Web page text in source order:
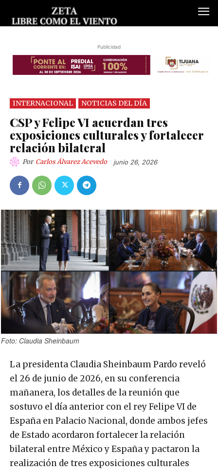
Publicidad
INTERNACIONAL NOTICIAS DEL DÍA
CSP y Felipe VI acuerdan tres
exposiciones culturales y fortalecer
relación bilateral
Por Carlos Álvarez Acevedo junio 26, 2026
Foto: Claudia Sheinbaum
La presidenta Claudia Sheinbaum Pardo reveló
el 26 de junio de 2026, en su conferencia
mañanera, los detalles de la reunión que
sostuvo el día anterior con el rey Felipe VI de
España en Palacio Nacional, donde ambos jefes
de Estado acordaron fortalecer la relación
bilateral entre México y España y pactaron la
realización de tres exposiciones culturales